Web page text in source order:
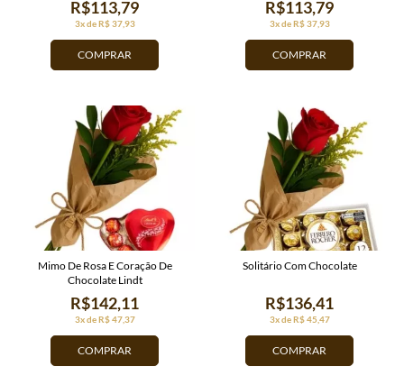
COMPRAR
3x de R$ 37,93
R$113,79
COMPRAR
3x de R$ 37,93
R$113,79
COMPRAR
3x de R$ 47,37
R$142,11
Mimo De Rosa E Coração De
Chocolate Lindt
COMPRAR
3x de R$ 45,47
R$136,41
Solitário Com Chocolate